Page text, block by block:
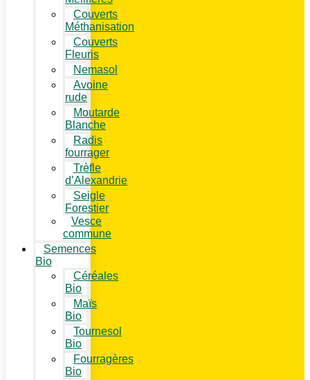
Couverts
Méthanisation
Couverts
Fleuris
Nemasol
Avoine
rude
Moutarde
Blanche
Radis
fourrager
Trèfle
d’Alexandrie
Seigle
Forestier
Vesce
commune
Semences
Bio
Céréales
Bio
Maïs
Bio
Tournesol
Bio
Fourragères
Bio